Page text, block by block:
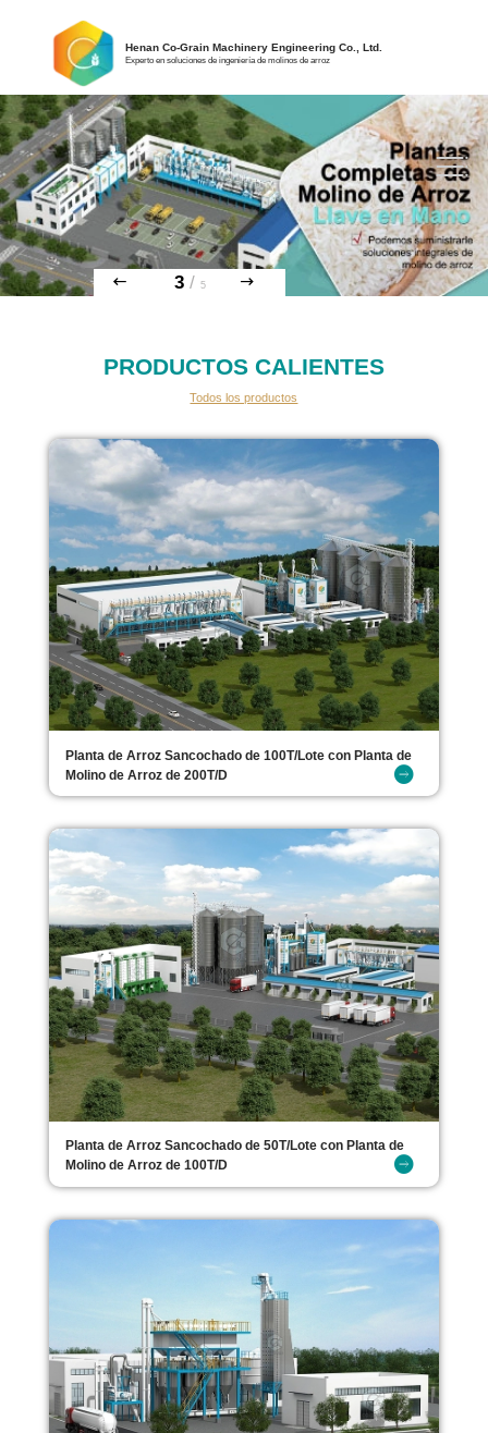
Henan Co-Grain Machinery Engineering Co., Ltd.
Experto en soluciones de ingeniería de molinos de arroz
3/ 5
PRODUCTOS CALIENTES
Todos los productos
Planta de Arroz Sancochado de 100T/Lote con Planta de
Molino de Arroz de 200T/D
Planta de Arroz Sancochado de 50T/Lote con Planta de
Molino de Arroz de 100T/D